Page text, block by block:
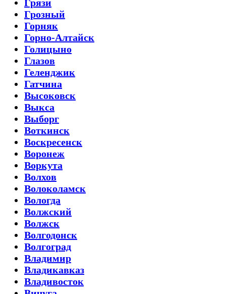
Грязи
Грозный
Горняк
Горно-Алтайск
Голицыно
Глазов
Геленджик
Гатчина
Высоковск
Выкса
Выборг
Воткинск
Воскресенск
Воронеж
Воркута
Волхов
Волоколамск
Вологда
Волжский
Волжск
Волгодонск
Волгоград
Владимир
Владикавказ
Владивосток